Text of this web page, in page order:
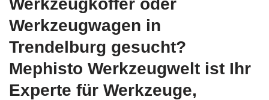
Werkzeugkoffer oder
Werkzeugwagen in
Trendelburg gesucht?
Mephisto Werkzeugwelt ist Ihr
Experte für Werkzeuge,